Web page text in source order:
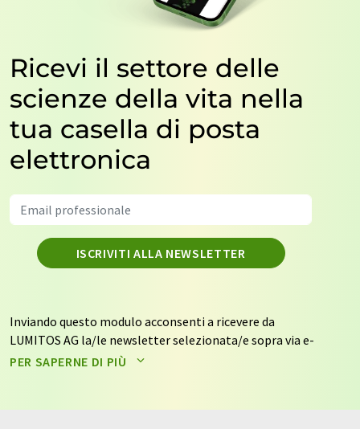
Ricevi il settore delle
scienze della vita nella
tua casella di posta
elettronica
ISCRIVITI ALLA NEWSLETTER
Inviando questo modulo acconsenti a ricevere da
LUMITOS AG la/le newsletter selezionata/e sopra via e-
mail. I tuoi dati non saranno trasmessi a terzi. I tuoi dati
contattarti via e-mail per scopi pubblicitari o per
PER SAPERNE DI PIÙ